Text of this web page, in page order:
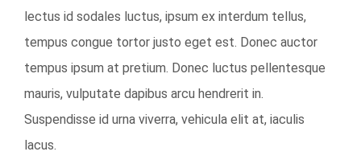
lectus id sodales luctus, ipsum ex interdum tellus,
tempus congue tortor justo eget est. Donec auctor
tempus ipsum at pretium. Donec luctus pellentesque
mauris, vulputate dapibus arcu hendrerit in.
Suspendisse id urna viverra, vehicula elit at, iaculis
lacus.